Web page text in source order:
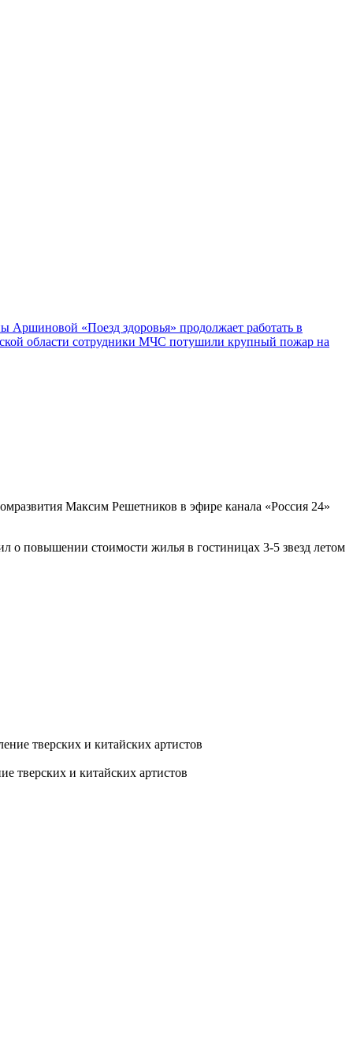
Аршиновой «Поезд здоровья» продолжает работать в
области сотрудники МЧС потушили крупный пожар на
Максим Решетников в эфире канала «Россия 24»
о повышении стоимости жилья в гостиницах 3-5 звезд летом
тверских и китайских артистов